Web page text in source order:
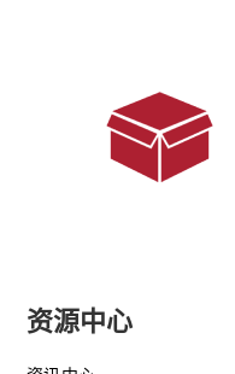
资源中心